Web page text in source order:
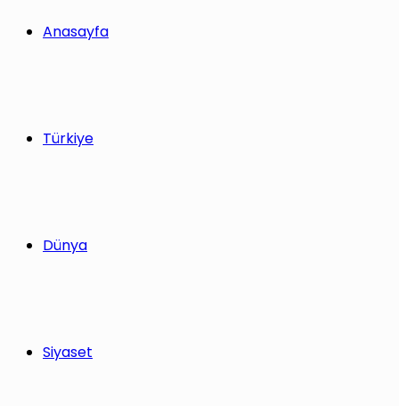
Anasayfa
Türkiye
Dünya
Siyaset